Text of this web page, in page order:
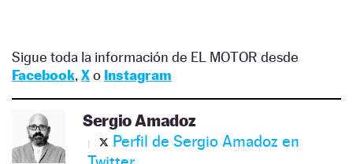
Sigue toda la información de EL MOTOR desde
Facebook, Xo Instagram
Sergio Amadoz
Perfil de Sergio Amadoz en